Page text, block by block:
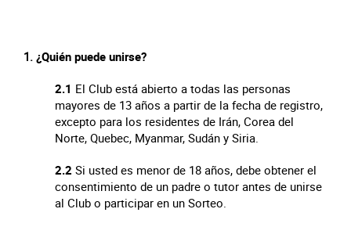
¿Quién puede unirse?
2.1 El Club está abierto a todas las personas
mayores de 13 años a partir de la fecha de registro,
excepto para los residentes de Irán, Corea del
Norte, Quebec, Myanmar, Sudán y Siria.
2.2 Si usted es menor de 18 años, debe obtener el
consentimiento de un padre o tutor antes de unirse
al Club o participar en un Sorteo.